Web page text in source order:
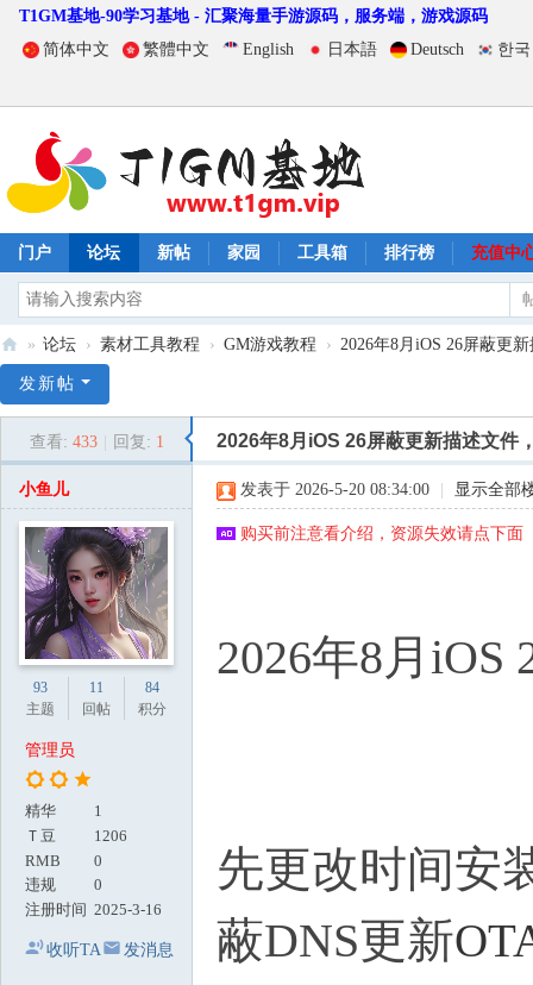
T1GM基地-90学习基地 - 汇聚海量手游源码，服务端，游戏源码
简体中文
繁體中文 English 日本語 Deutsch 한
门户 论坛 新帖 家园 工具箱 排行榜 充值中
1
» 论坛 › 素材工具教程 › GM游戏教程 › 2026年8月iOS 26屏蔽更
发新帖
查看: 433 回复: 1 2026年8月iOS 26屏蔽更新描述文件
小鱼儿
93
主题
11
回帖
84
积分
管理员
精华
1
Ｔ豆
1206
RMB
0
违规
0
注册时间 2025-3-16
收听TA 发消息
发表于 2026-5-20 08:34:00 显示全部
购买前注意看介绍，资源失效请点下
2026年8月iOS
先更改时间安
蔽DNS更新